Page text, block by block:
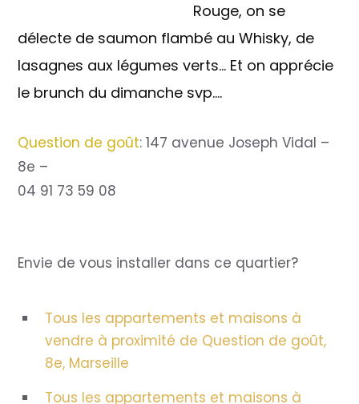
Rouge, on se
délecte de saumon flambé au Whisky, de
lasagnes aux légumes verts… Et on apprécie
le brunch du dimanche svp….
Question de goût: 147 avenue Joseph Vidal –
8e –
04 91 73 59 08
Envie de vous installer dans ce quartier?
Tous les appartements et maisons à
vendre à proximité de Question de goût,
8e, Marseille
Tous les appartements et maisons à